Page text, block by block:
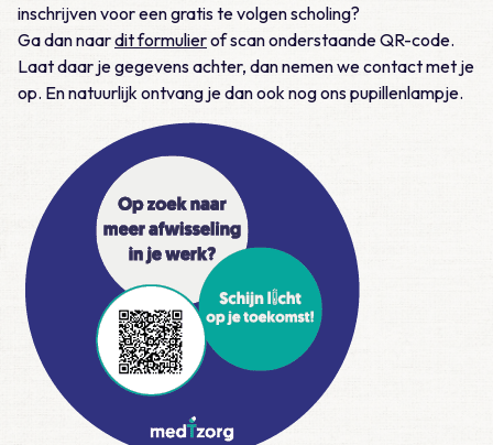
inschrijven voor een gratis te volgen scholing?
Ga dan naardit formulierof scan onderstaande QR-code.
Laat daar je gegevens achter, dan nemen we contact met je
op. En natuurlijk ontvang je dan ook nog ons pupillenlampje.